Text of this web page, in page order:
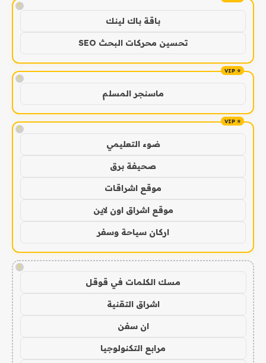
!
باقة باك لينك
تحسين محركات البحث SEO
!
ماسنجر المسلم
!
ضوء التعليمي
صحيفة برق
موقع اشراقات
موقع اشراق اون لاين
اركان سياحة وسفر
!
مسك الكلمات في قوقل
اشراق التقنية
ان سفن
مرابع التكنولوجيا